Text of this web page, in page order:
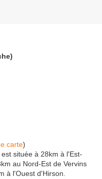
carte)
située à 28km à l'Est-
au Nord-Est de Vervins
à l'Ouest d'Hirson.